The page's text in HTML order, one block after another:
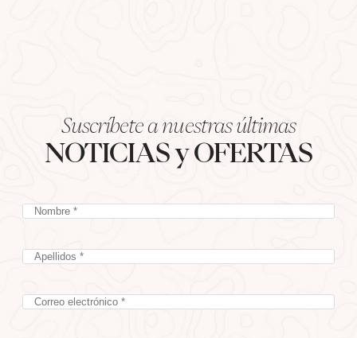
Suscríbete a nuestras últimas
NOTICIAS y OFERTAS